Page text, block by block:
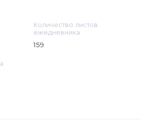
Количество листов
ежедневника
159